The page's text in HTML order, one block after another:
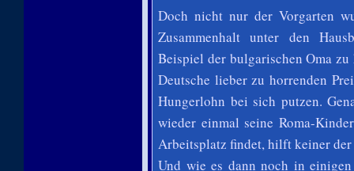
Doch nicht nur der Vorgarten
Zusammenhalt unter den
Beispiel der bulgarischen Oma
Deutsche lieber zu horrenden
Hungerlohn bei sich putzen.
wieder einmal seine Roma-
Arbeitsplatz findet, hilft keiner der
Und wie es dann noch in